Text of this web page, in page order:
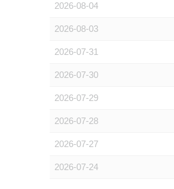
2026-08-04
2026-08-03
2026-07-31
2026-07-30
2026-07-29
2026-07-28
2026-07-27
2026-07-24